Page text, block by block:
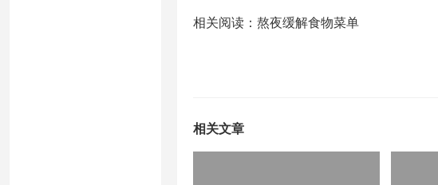
相关阅读：熬夜缓解食物菜单
相关文章